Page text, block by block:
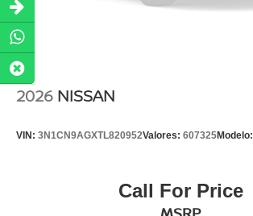
2026 NISSAN
VIN: 3N1CN9AGXTL820952Valores: 607325Modelo:
Call For Price